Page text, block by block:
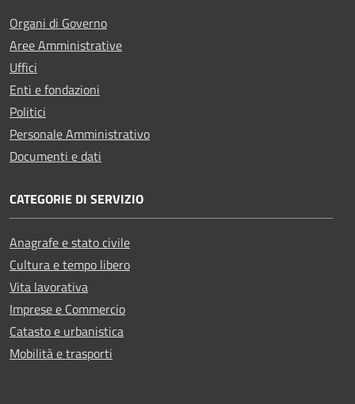
Organi di Governo
Aree Amministrative
Uffici
Enti e fondazioni
Politici
Personale Amministrativo
Documenti e dati
CATEGORIE DI SERVIZIO
Anagrafe e stato civile
Cultura e tempo libero
Vita lavorativa
Imprese e Commercio
Catasto e urbanistica
Mobilità e trasporti